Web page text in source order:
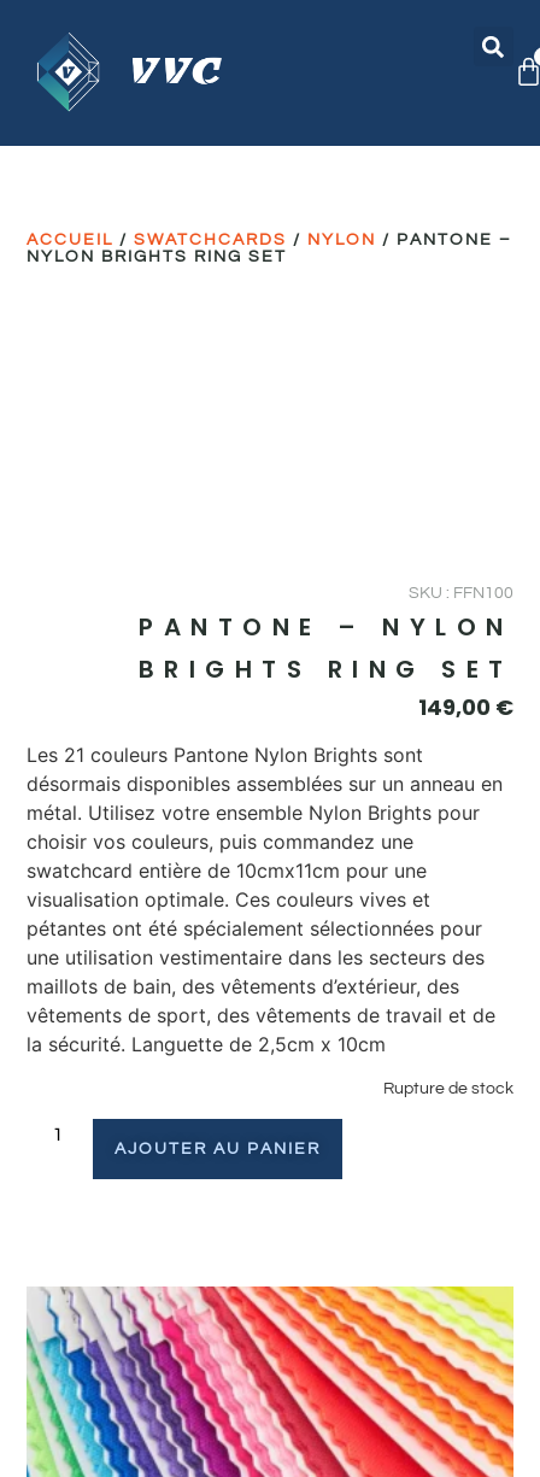
ACCUEIL /SWATCHCARDS / NYLON / PANTONE –
NYLON BRIGHTS RING SET
SKU : FFN100
PANTONE – NYLON
BRIGHTS RING SET
149,00 €
Les 21 couleurs Pantone Nylon Brights sont
désormais disponibles assemblées sur un anneau en
métal. Utilisez votre ensemble Nylon Brights pour
choisir vos couleurs, puis commandez une
swatchcard entière de 10cmx11cm pour une
visualisation optimale. Ces couleurs vives et
pétantes ont été spécialement sélectionnées pour
une utilisation vestimentaire dans les secteurs des
maillots de bain, des vêtements d’extérieur, des
vêtements de sport, des vêtements de travail et de
la sécurité. Languette de 2,5cm x 10cm
Rupture de stock
AJOUTER AU PANIER